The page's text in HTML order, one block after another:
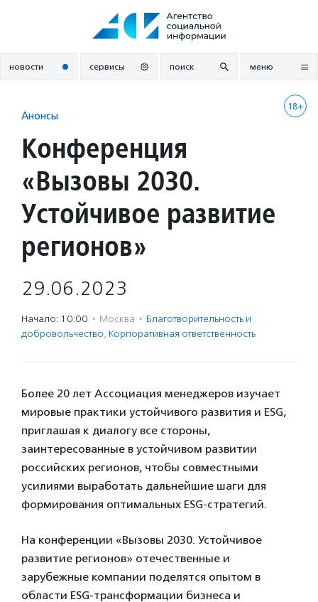
новости сервисы поиск меню
18+
Анонсы
Конференция
«Вызовы 2030.
Устойчивое развитие
регионов»
29.06.2023
Начало: 10:00 · Москва · Благотвори­тель­ность и
доброволь­чест­во, Корпоративная ответственность
Более 20 лет Ассоциация менеджеров изучает
мировые практики устойчивого развития и ESG,
приглашая к диалогу все стороны,
заинтересованные в устойчивом развитии
российских регионов, чтобы совместными
усилиями выработать дальнейшие шаги для
формирования оптимальных ESG-стратегий.
На конференции «Вызовы 2030. Устойчивое
развитие регионов» отечественные и
зарубежные компании поделятся опытом в
области ESG-трансформации бизнеса и